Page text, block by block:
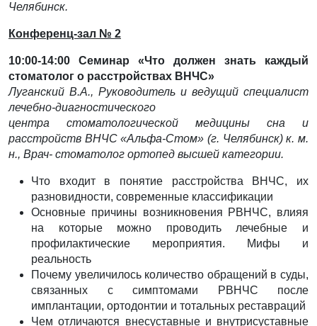
Челябинск.
Конференц-зал № 2
10:00-14:00 Семинар «Что должен знать каждый
стоматолог о расстройствах ВНЧС»
Луганский В.А., Руководитель и ведущий специалист
лечебно-диагностического
центра стоматологической медицины сна и
расстройств ВНЧС «Альфа-Стом» (г. Челябинск) к. м.
н., Врач- стоматолог ортопед высшей категории.
Что входит в понятие расстройства ВНЧС, их
разновидности, современные классификации
Основные причины возникновения РВНЧС, влияя
на которые можно проводить лечебные и
профилактические мероприятия. Мифы и
реальность
Почему увеличилось количество обращений в суды,
связанных с симптомами РВНЧС после
имплантации, ортодонтии и тотальных реставраций
Чем отличаются внесуставные и внутрисуставные